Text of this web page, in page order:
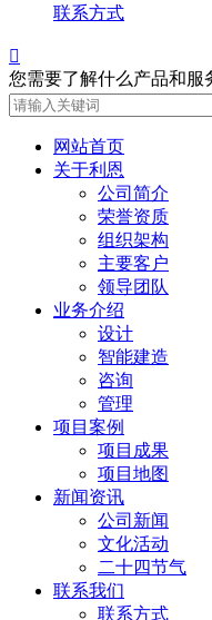
联系方式

您需要了解什么产品和服
网站首页
关于利恩
公司简介
荣誉资质
组织架构
主要客户
领导团队
业务介绍
设计
智能建造
咨询
管理
项目案例
项目成果
项目地图
新闻资讯
公司新闻
文化活动
二十四节气
联系我们
联系方式